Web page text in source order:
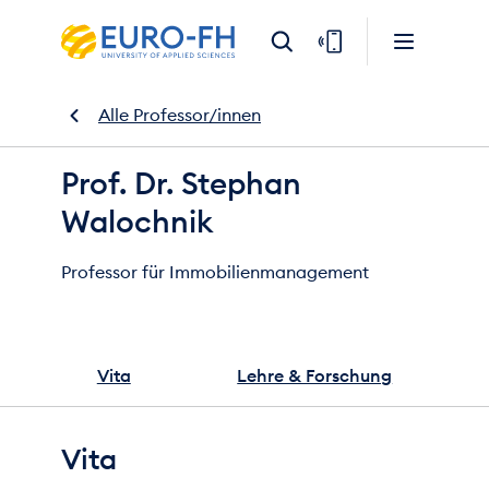
Alle Professor/innen
Prof. Dr. Stephan
Walochnik
Professor für Immobilienmanagement
Vita Lehre & Forschung
Vita